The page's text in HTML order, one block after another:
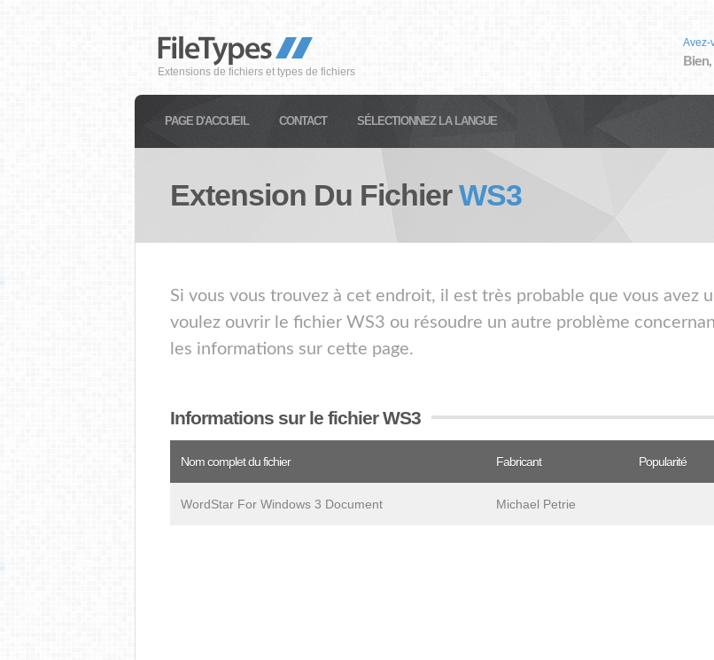
Extensions de fichiers et types de fichiers
Avez-
PAGE D'ACCUEIL CONTACT SÉLECTIONNEZ LA LANGUE
Extension Du FichierWS3
Si vous vous trouvez à cet endroit, il est très probable que vous avez
voulez ouvrir le fichier WS3 ou résoudre un autre problème
les informations sur cette page.
Informations sur le fichier WS3
Nom complet du fichier Fabricant Popularité
WordStar For Windows 3 Document Michael Petrie